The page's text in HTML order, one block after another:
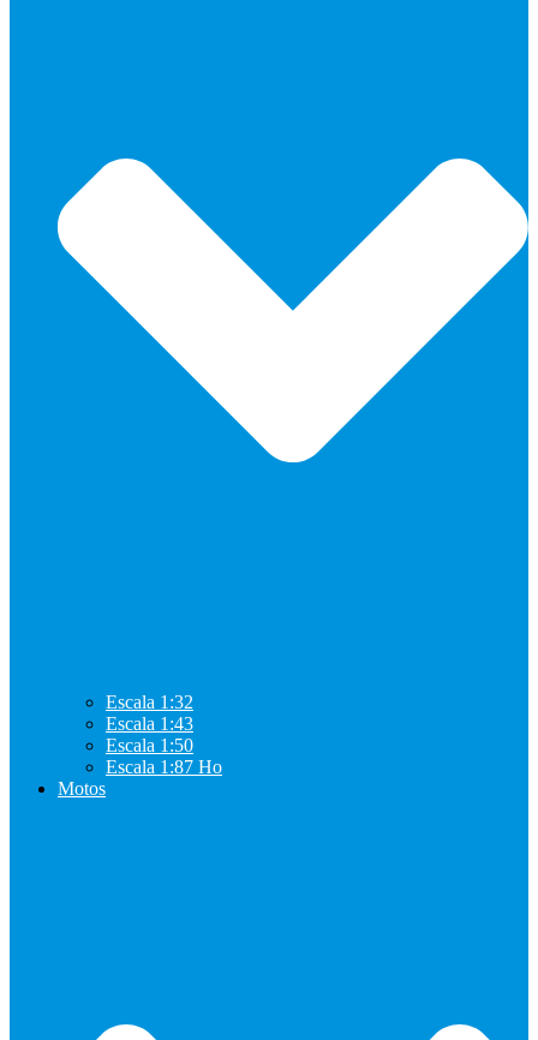
Escala 1:32
Escala 1:43
Escala 1:50
Escala 1:87 Ho
Motos